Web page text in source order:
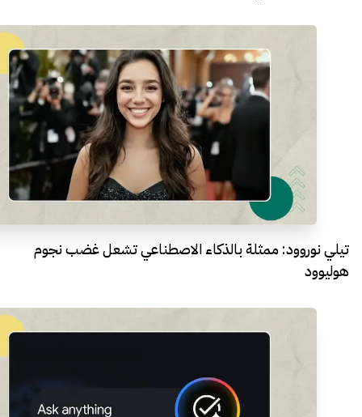
تيلي نوروود: ممثلة بالذكاء الاصطناعي تشعل غضب نجوم
هوليوود